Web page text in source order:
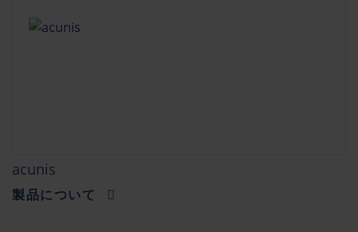
acunis
製品について